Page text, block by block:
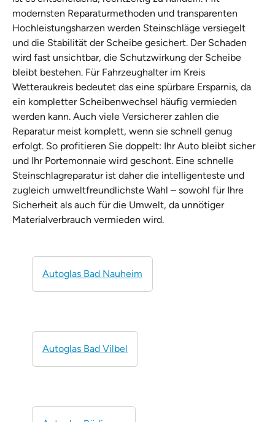
modernsten Reparaturmethoden und transparenten
Hochleistungsharzen werden Steinschläge versiegelt
und die Stabilität der Scheibe gesichert. Der Schaden
wird fast unsichtbar, die Schutzwirkung der Scheibe
bleibt bestehen. Für Fahrzeughalter im Kreis
Wetteraukreis bedeutet das eine spürbare Ersparnis, da
ein kompletter Scheibenwechsel häufig vermieden
werden kann. Auch viele Versicherer zahlen die
Reparatur meist komplett, wenn sie schnell genug
erfolgt. So profitieren Sie doppelt: Ihr Auto bleibt sicher
und Ihr Portemonnaie wird geschont. Eine schnelle
Steinschlagreparatur ist daher die intelligenteste und
zugleich umweltfreundlichste Wahl – sowohl für Ihre
Sicherheit als auch für die Umwelt, da unnötiger
Materialverbrauch vermieden wird.
Autoglas Bad Nauheim
Autoglas Bad Vilbel